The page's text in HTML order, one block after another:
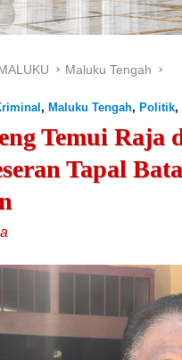
Maluku Tengah
, Maluku Tengah, Politik,
Temui Raja
Tapal